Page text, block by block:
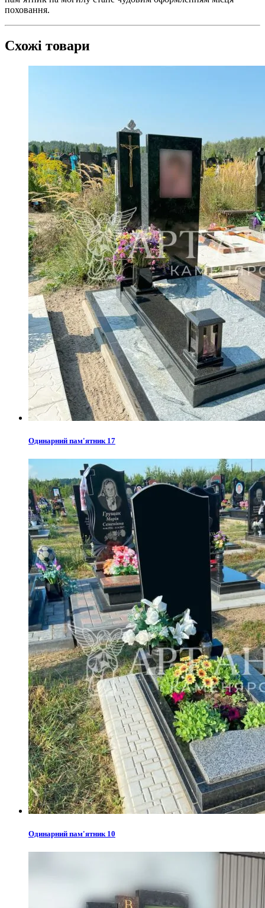
поховання.
Схожі товари
Одинарний пам'ятник 17
Одинарний пам'ятник 10